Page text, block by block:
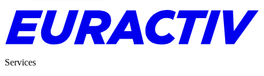
Services